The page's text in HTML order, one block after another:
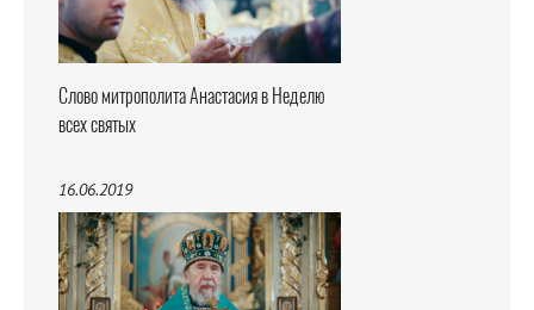
Слово митрополита Анастасия в Неделю
всех святых
16.06.2019